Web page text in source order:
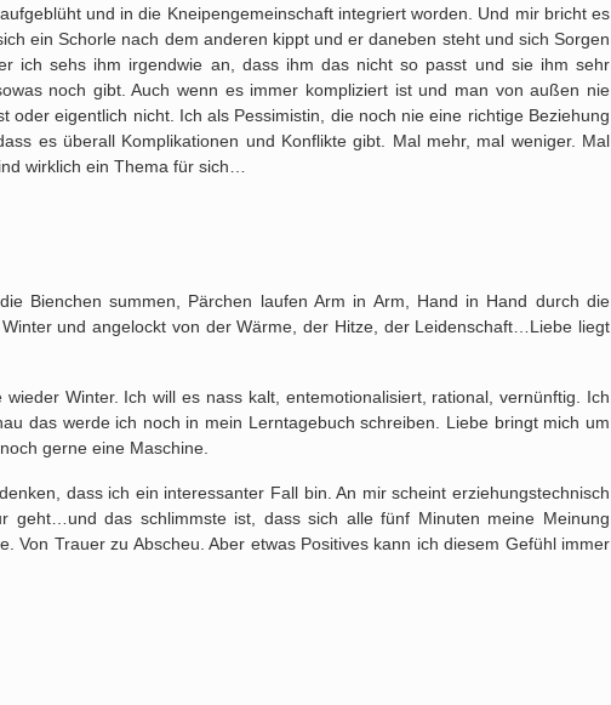
und in die Kneipengemeinschaft integriert worden. Und mir bricht es
ein Schorle nach dem anderen kippt und er daneben steht und sich Sorgen
ich sehs ihm irgendwie an, dass ihm das nicht so passt und sie ihm sehr
noch gibt. Auch wenn es immer kompliziert ist und man von außen nie
oder eigentlich nicht. Ich als Pessimistin, die noch nie eine richtige Beziehung
es überall Komplikationen und Konflikte gibt. Mal mehr, mal weniger. Mal
wirklich ein Thema für sich…
Bienchen summen, Pärchen laufen Arm in Arm, Hand in Hand durch die
und angelockt von der Wärme, der Hitze, der Leidenschaft…Liebe liegt
Winter. Ich will es nass kalt, entemotionalisiert, rational, vernünftig. Ich
das werde ich noch in mein Lerntagebuch schreiben. Liebe bringt mich um
gerne eine Maschine.
dass ich ein interessanter Fall bin. An mir scheint erziehungstechnisch
geht…und das schlimmste ist, dass sich alle fünf Minuten meine Meinung
Von Trauer zu Abscheu. Aber etwas Positives kann ich diesem Gefühl immer